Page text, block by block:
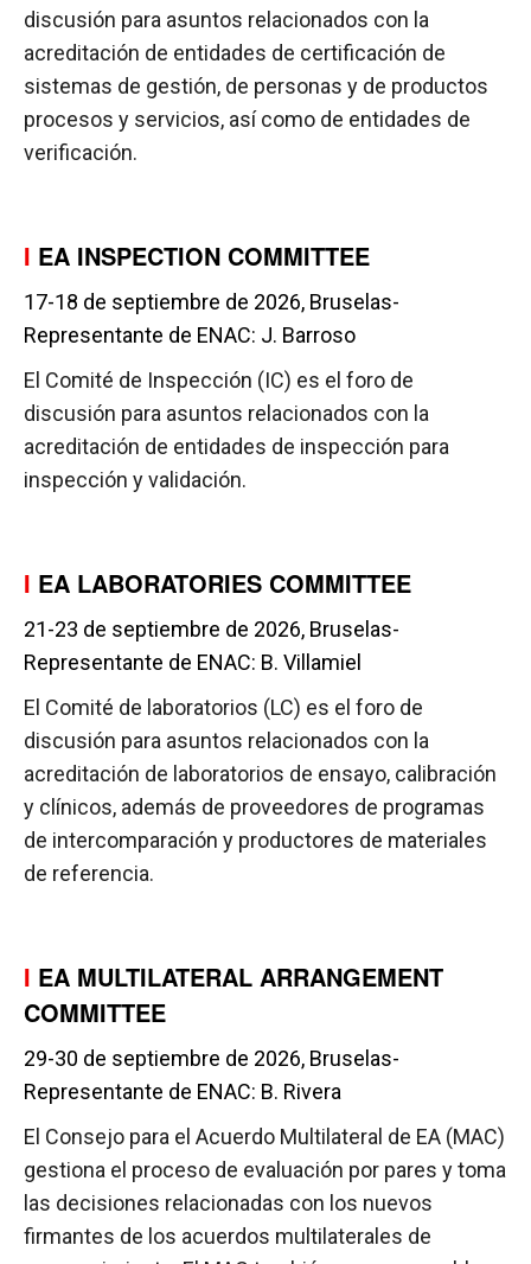
discusión para asuntos relacionados con la
acreditación de entidades de certificación de
sistemas de gestión, de personas y de productos
procesos y servicios, así como de entidades de
verificación.
I EA INSPECTION COMMITTEE
17-18 de septiembre de 2026, Bruselas-
Representante de ENAC: J. Barroso
El Comité de Inspección (IC) es el foro de
discusión para asuntos relacionados con la
acreditación de entidades de inspección para
inspección y validación.
I EA LABORATORIES COMMITTEE
21-23 de septiembre de 2026, Bruselas-
Representante de ENAC: B. Villamiel
El Comité de laboratorios (LC) es el foro de
discusión para asuntos relacionados con la
acreditación de laboratorios de ensayo, calibración
y clínicos, además de proveedores de programas
de intercomparación y productores de materiales
de referencia.
I EA MULTILATERAL ARRANGEMENT
COMMITTEE
29-30 de septiembre de 2026, Bruselas-
Representante de ENAC: B. Rivera
El Consejo para el Acuerdo Multilateral de EA (MAC)
gestiona el proceso de evaluación por pares y toma
las decisiones relacionadas con los nuevos
firmantes de los acuerdos multilaterales de